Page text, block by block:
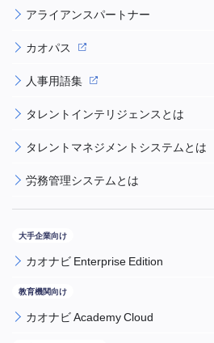
アライアンスパートナー
カオパス
人事用語集
タレントインテリジェンスとは
タレントマネジメントシステムとは
労務管理システムとは
カオナビ Enterprise Edition
カオナビ Academy Cloud